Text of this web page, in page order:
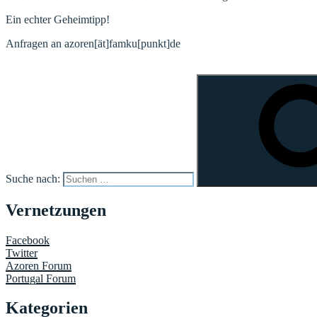
Ein echter Geheimtipp!
Anfragen an azoren[ät]famku[punkt]de
Suche nach:
Vernetzungen
Facebook
Twitter
Azoren Forum
Portugal Forum
Kategorien